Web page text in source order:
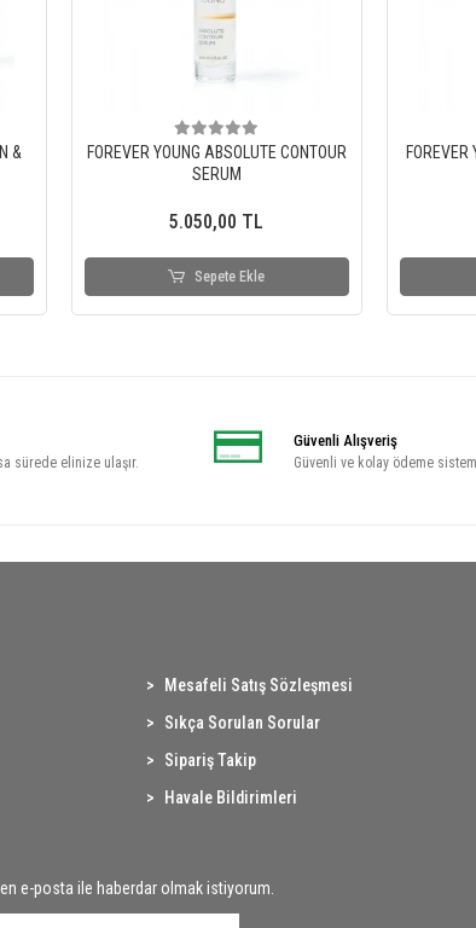
&
FOREVER YOUNG ABSOLUTE CONTOUR
SERUM
5.050,00 TL
Sepete Ekle
sürede elinize ulaşır.
Güvenli Alışveriş
Güvenli ve kolay ödeme
Mesafeli Satış Sözleşmesi
Sıkça Sorulan Sorular
Sipariş Takip
Havale Bildirimleri
e-posta ile haberdar olmak istiyorum.